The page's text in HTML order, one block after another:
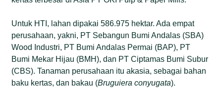
Untuk HTI, lahan dipakai 586.975 hektar. Ada empat
perusahaan, yakni, PT Sebangun Bumi Andalas (SBA)
Wood Industri, PT Bumi Andalas Permai (BAP), PT
Bumi Mekar Hijau (BMH), dan PT Ciptamas Bumi Subur
(CBS). Tanaman perusahaan itu akasia, sebagai bahan
baku kertas, dan bakau (Bruguiera conyugata).